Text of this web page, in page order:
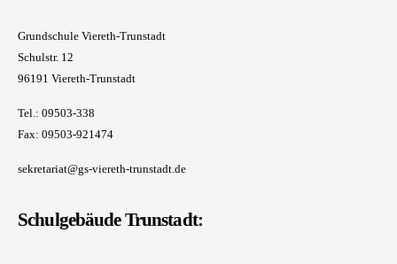
Grundschule Viereth-Trunstadt
Schulstr. 12
96191 Viereth-Trunstadt
Tel.: 09503-338
Fax: 09503-921474
sekretariat@gs-viereth-trunstadt.de
Schulgebäude Trunstadt: